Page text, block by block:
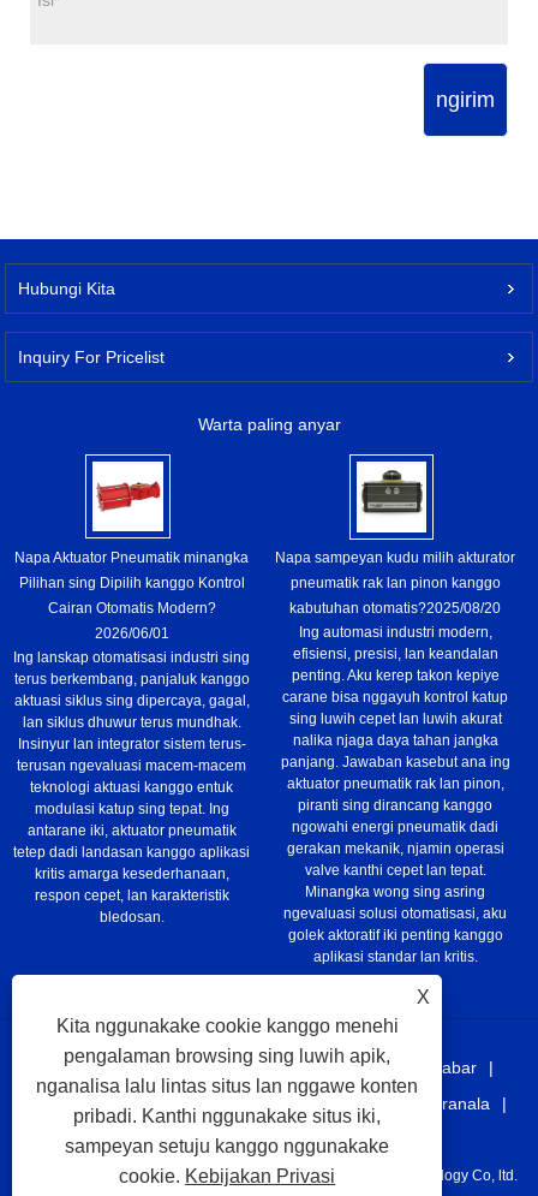
ngirim
Hubungi Kita
Inquiry For Pricelist
Warta paling anyar
Napa Aktuator Pneumatik minangka
Pilihan sing Dipilih kanggo Kontrol
Cairan Otomatis Modern?
2026/06/01
Ing lanskap otomatisasi industri sing
terus berkembang, panjaluk kanggo
aktuasi siklus sing dipercaya, gagal,
lan siklus dhuwur terus mundhak.
Insinyur lan integrator sistem terus-
terusan ngevaluasi macem-macem
teknologi aktuasi kanggo entuk
modulasi katup sing tepat. Ing
antarane iki, aktuator pneumatik
tetep dadi landasan kanggo aplikasi
kritis amarga kesederhanaan,
respon cepet, lan karakteristik
bledosan.
Napa sampeyan kudu milih akturator
pneumatik rak lan pinon kanggo
kabutuhan otomatis?2025/08/20
Ing automasi industri modern,
efisiensi, presisi, lan keandalan
penting. Aku kerep takon kepiye
carane bisa nggayuh kontrol katup
sing luwih cepet lan luwih akurat
nalika njaga daya tahan jangka
panjang. Jawaban kasebut ana ing
aktuator pneumatik rak lan pinon,
piranti sing dirancang kanggo
ngowahi energi pneumatik dadi
gerakan mekanik, njamin operasi
valve kanthi cepet lan tepat.
Minangka wong sing asring
ngevaluasi solusi otomatisasi, aku
golek aktoratif iki penting kanggo
aplikasi standar lan kritis.
Ngarep Babagan awake dhewe Produk
Kabar
Pranala
Sitemap
RSS XML Privacy Policy
Hak Cipta © 2021 Taizhou Juhang Otomatis Equipement Technology Co, ltd.
X
Kita nggunakake cookie kanggo menehi
pengalaman browsing sing luwih apik,
nganalisa lalu lintas situs lan nggawe konten
pribadi. Kanthi nggunakake situs iki,
sampeyan setuju kanggo nggunakake
cookie. Kebijakan Privasi